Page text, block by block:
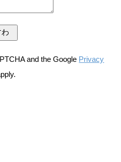
and the Google Privacy